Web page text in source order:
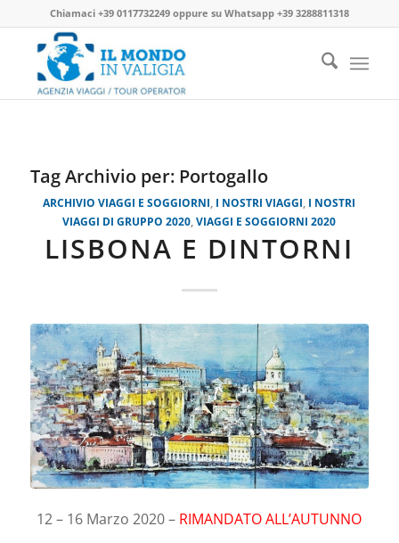
Chiamaci +39 0117732249oppure su Whatsapp +39 3288811318
Tag Archivio per: Portogallo
ARCHIVIO VIAGGI E SOGGIORNI I NOSTRI VIAGGI I NOSTRI
VIAGGI DI GRUPPO 2020 ,VIAGGI E SOGGIORNI 2020
LISBONA E DINTORNI
12 – 16 Marzo 2020 – RIMANDATO ALL’AUTUNNO